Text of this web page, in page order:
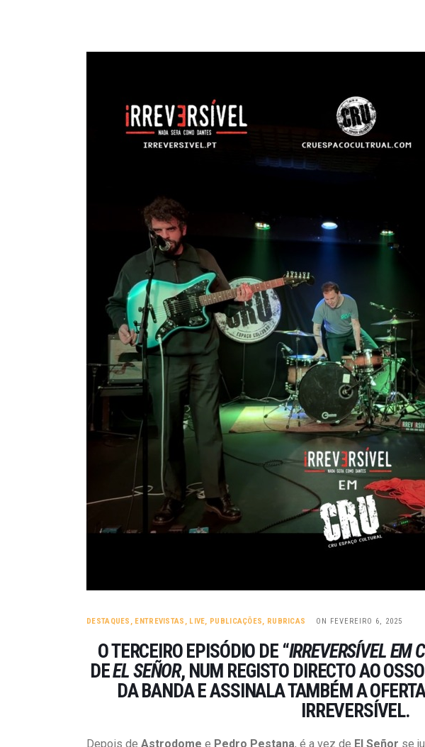
DESTAQUES , ENTREVISTAS , LIVE, PUBLICAÇÕES, RUBRICAS ON FEVEREIRO 6, 2025
O TERCEIRO EPISÓDIO DE “IRREVERSÍVEL EM
DEEL SEÑOR, NUM REGISTO DIRECTO AO
DA BANDA E ASSINALA TAMBÉM A
IRREVERSÍVEL.
Depois de Astrodome e Pedro Pestana, é a vez de El Señor se